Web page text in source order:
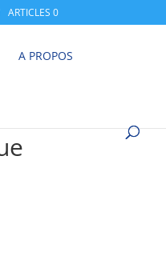
ARTICLES 0
A PROPOS